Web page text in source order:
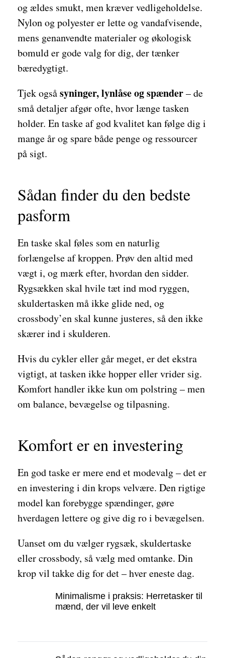
og ældes smukt, men kræver vedligeholdelse.
Nylon og polyester er lette og vandafvisende,
mens genanvendte materialer og økologisk
bomuld er gode valg for dig, der tænker
bæredygtigt.
Tjek ogsåsyninger, lynlåse og spænder– de
små detaljer afgør ofte, hvor længe tasken
holder. En taske af god kvalitet kan følge dig i
mange år og spare både penge og ressourcer
på sigt.
Sådan finder du den bedste
pasform
En taske skal føles som en naturlig
forlængelse af kroppen. Prøv den altid med
vægt i, og mærk efter, hvordan den sidder.
Rygsækken skal hvile tæt ind mod ryggen,
skuldertasken må ikke glide ned, og
crossbody’en skal kunne justeres, så den ikke
skærer ind i skulderen.
Hvis du cykler eller går meget, er det ekstra
vigtigt, at tasken ikke hopper eller vrider sig.
Komfort handler ikke kun om polstring – men
om balance, bevægelse og tilpasning.
Komfort er en investering
En god taske er mere end et modevalg – det er
en investering i din krops velvære. Den rigtige
model kan forebygge spændinger, gøre
hverdagen lettere og give dig ro i bevægelsen.
Uanset om du vælger rygsæk, skuldertaske
eller crossbody, så vælg med omtanke. Din
krop vil takke dig for det – hver eneste dag.
Minimalisme i praksis: Herretasker til
mænd, der vil leve enkelt